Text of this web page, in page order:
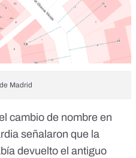
Madrid
cambio de nombre en
señalaron que la
devuelto el antiguo